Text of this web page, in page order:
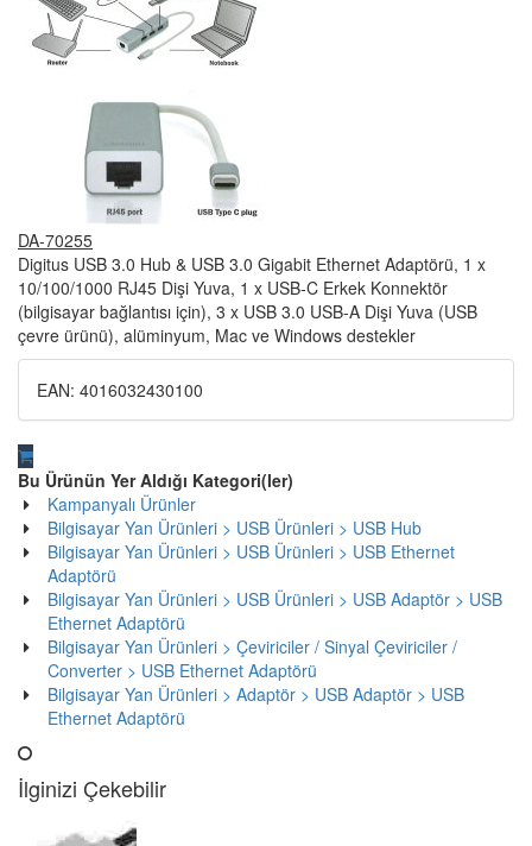
DA-70255
Digitus USB 3.0 Hub & USB 3.0 Gigabit Ethernet Adaptörü, 1 x
10/100/1000 RJ45 Dişi Yuva, 1 x USB-C Erkek Konnektör
(bilgisayar bağlantısı için), 3 x USB 3.0 USB-A Dişi Yuva (USB
çevre ürünü), alüminyum, Mac ve Windows destekler
EAN: 4016032430100
Bu Ürünün Yer Aldığı Kategori(ler)
Kampanyalı Ürünler
Bilgisayar Yan Ürünleri > USB Ürünleri > USB Hub
Bilgisayar Yan Ürünleri > USB Ürünleri > USB Ethernet
Adaptörü
Bilgisayar Yan Ürünleri > USB Ürünleri > USB Adaptör > USB
Ethernet Adaptörü
Bilgisayar Yan Ürünleri > Çeviriciler / Sinyal Çeviriciler /
Converter > USB Ethernet Adaptörü
Bilgisayar Yan Ürünleri > Adaptör > USB Adaptör > USB
Ethernet Adaptörü
İlginizi Çekebilir